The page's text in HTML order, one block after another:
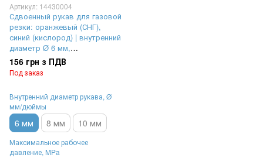
Артикул: 14430004
Сдвоенный рукав для газовой
резки: оранжевый (СНГ),
синий (кислород) | внутренний
диаметр Ø 6 мм,
максимальное рабочее
давление 20 Бар (2 MPa)
156 грн з ПДВ
Под заказ
Внутренний диаметр рукава, Ø
мм/дюймы
6 мм 8 мм 10 мм
Максимальное рабочее
давление, MPa